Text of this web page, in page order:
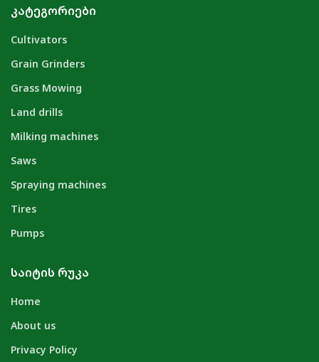
ᲙᲐᲢᲔᲒᲝᲠᲘᲔᲑᲘ
Cultivators
Grain Grinders
Grass Mowing
Land drills
Milking machines
Saws
Spraying machines
Tires
Pumps
ᲡᲐᲘᲢᲘᲡ ᲠᲣᲙᲐ
Home
About us
Privacy Policy